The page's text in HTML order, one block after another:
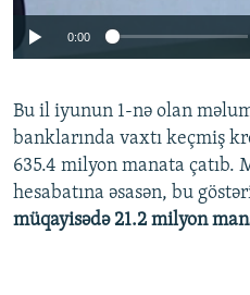
0:00
Bu il iyunun 1-nə olan
banklarında vaxtı keçmiş
635.4 milyon manata çatıb.
hesabatına əsasən, bu
müqayisədə 21.2 milyon